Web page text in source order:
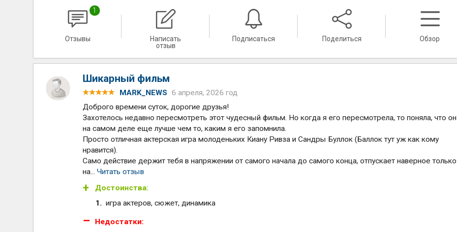
1
Отзывы
Написать
отзыв
Подписаться Поделиться Обзор
Шикарный фильм
MARK_NEWS 6 апреля, 2026 год
Доброго времени суток, дорогие друзья!
Захотелось недавно пересмотреть этот чудесный фильм. Но когда я его пересмотрела, то поняла, что он
на самом деле еще лучше чем то, каким я его запомнила.
Просто отличная актерская игра молоденьких Киану Ривза и Сандры Буллок (Баллок тут уж как кому
нравится).
Само действие держит тебя в напряжении от самого начала до самого конца, отпускает наверное только
на...Читать отзыв
Достоинства:
игра актеров, сюжет, динамика
Недостатки: